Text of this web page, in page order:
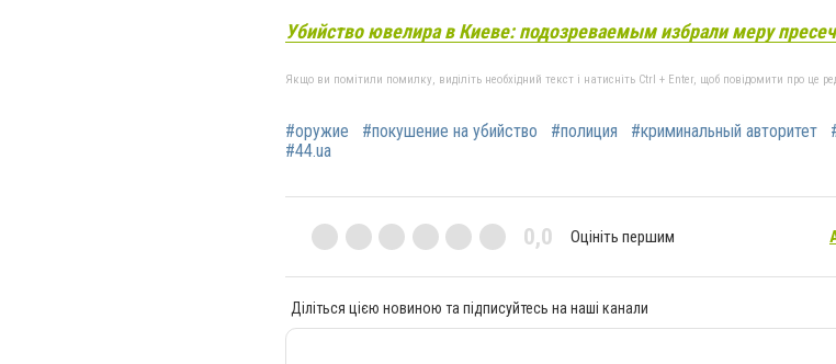
Убийство ювелира в Киеве: подозреваемым избрали меру
Якщо ви помітили помилку, виділіть необхідний текст і натисніть Ctrl + Enter, щоб повідомити про це
#оружие #покушение на убийство #полиция #криминальный авторитет
#44.ua
0,0 Оцініть першим
Діліться цією новиною та підписуйтесь на наші канали